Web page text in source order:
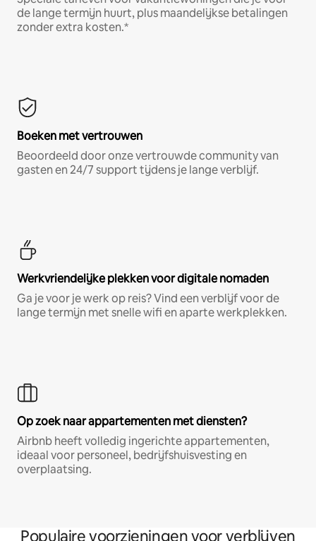
de lange termijn huurt, plus maandelijkse betalingen
zonder extra kosten.*
Boeken met vertrouwen
Beoordeeld door onze vertrouwde community van
gasten en 24/7 support tijdens je lange verblijf.
Werkvriendelijke plekken voor digitale nomaden
Ga je voor je werk op reis? Vind een verblijf voor de
lange termijn met snelle wifi en aparte werkplekken.
Op zoek naar appartementen met diensten?
Airbnb heeft volledig ingerichte appartementen,
ideaal voor personeel, bedrijfshuisvesting en
overplaatsing.
Populaire voorzieningen voor verblijven